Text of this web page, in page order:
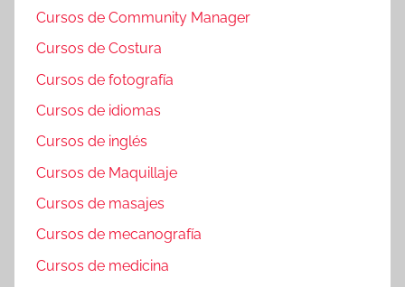
Cursos de Community Manager
Cursos de Costura
Cursos de fotografía
Cursos de idiomas
Cursos de inglés
Cursos de Maquillaje
Cursos de masajes
Cursos de mecanografía
Cursos de medicina